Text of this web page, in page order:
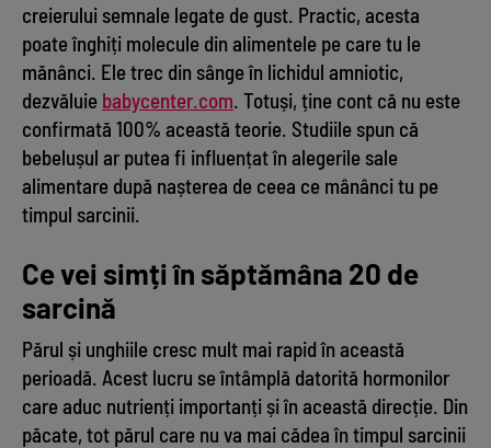
creierului semnale legate de gust. Practic, acesta
poate înghiți molecule din alimentele pe care tu le
mănânci. Ele trec din sânge în lichidul amniotic,
dezvăluie babycenter.com. Totuși, ține cont că nu este
confirmată 100% această teorie. Studiile spun că
bebelușul ar putea fi influențat în alegerile sale
alimentare după nașterea de ceea ce mânânci tu pe
timpul sarcinii.
Ce vei simți în săptămâna 20 de
sarcină
Părul și unghiile cresc mult mai rapid în această
perioadă. Acest lucru se întâmplă datorită hormonilor
care aduc nutrienți importanți și în această direcție. Din
păcate, tot părul care nu va mai cădea în timpul sarcinii